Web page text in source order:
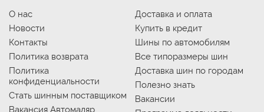
О нас
Новости
Контакты
Политика возврата
Политика
конфиденциальности
Стать шинным поставщиком
Вакансия Автомаляр
Доставка и оплата
Купить в кредит
Шины по автомобилям
Все типоразмеры шин
Доставка шин по городам
Полезно знать
Вакансии